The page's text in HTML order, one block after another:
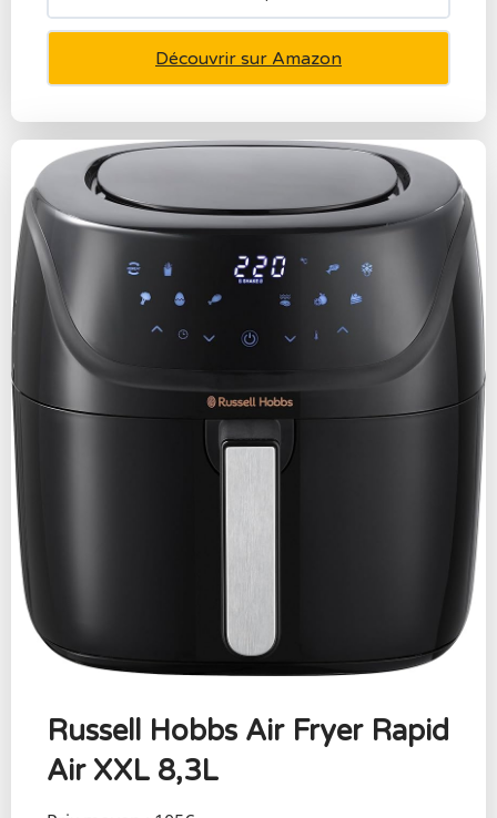
Découvrir sur Amazon
Russell Hobbs Air Fryer Rapid
Air XXL 8,3L